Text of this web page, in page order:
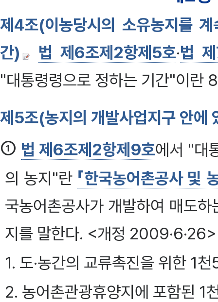
제4조(이농당시의 소유농지를
간)
법 제6조제2항제5호·법
"대통령령으로 정하는 기간"이란
제5조(농지의 개발사업지구 안에
① 법 제6조제2항제9호에서 "대
의 농지"란 「한국농어촌공사 및
국농어촌공사가 개발하여 매도
지를 말한다. <개정 2009·6·26>
1. 도·농간의 교류촉진을 위한 1
2. 농어촌관광휴양지에 포함된 1